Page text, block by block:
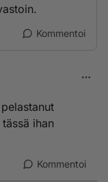
Kommentoi
ihan
Kommentoi